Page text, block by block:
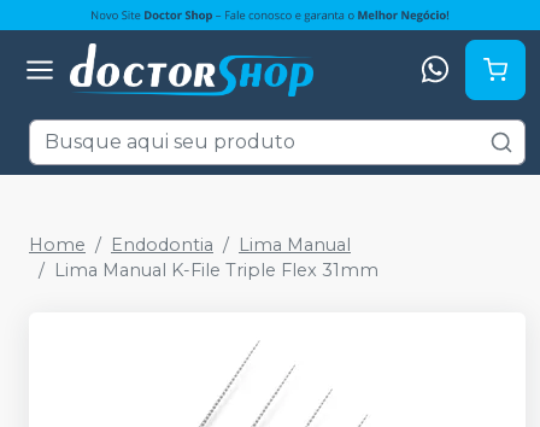
Home Endodontia
Lima Manual
Lima Manual K-File Triple Flex 31mm